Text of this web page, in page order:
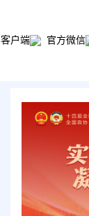
客户端 官方微信